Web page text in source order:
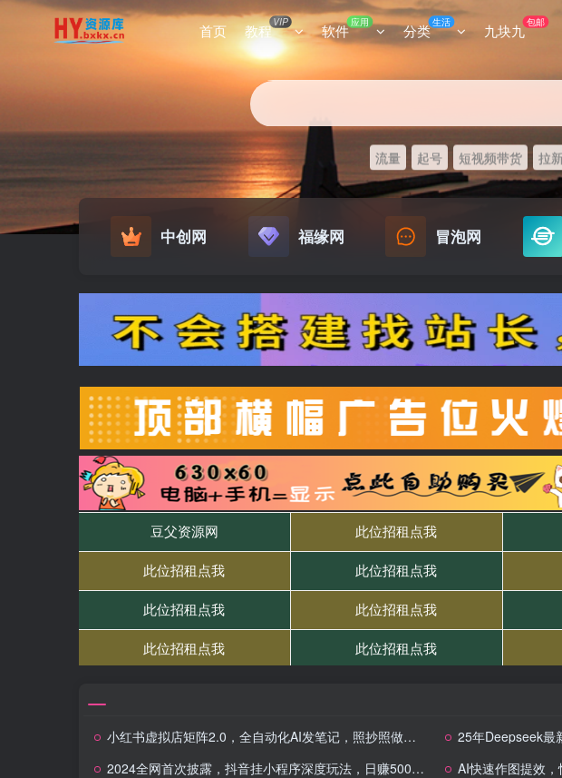
首页 教程VIP 软件 应用 分类生活 九块九包邮
流量 起号 短视频带货 拉新
中创网 福缘网 冒泡网
小红书虚拟店矩阵2.0，全自动化AI发笔记，照抄照做（共35节） 25年Deepseek最新内容
2024全网首次披露，抖音挂小程序深度玩法，日赚500+，简单、稳定，带渠道收入，小白必做
AI快速作图提效，快速换